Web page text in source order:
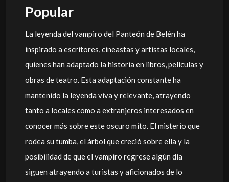
Popular
La leyenda del vampiro del Panteón de Belén ha
inspirado a escritores, cineastas y artistas locales,
quienes han adaptado la historia en libros, películas y
obras de teatro. Esta adaptación constante ha
mantenido la leyenda viva y relevante, atrayendo
tanto a locales como a extranjeros interesados en
conocer más sobre este oscuro mito. El misterio que
rodea su tumba, el árbol que creció sobre ella y la
posibilidad de que el vampiro regrese algún día
siguen atrayendo a turistas y aficionados de lo